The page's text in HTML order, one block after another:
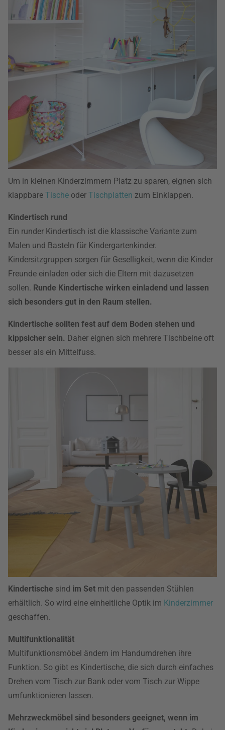
Um in kleinen Kinderzimmern Platz zu sparen, eignen sich
klappbare Tische oder Tischplatten zum Einklappen.
Kindertisch rund
Ein runder Kindertisch ist die klassische Variante zum
Malen und Basteln für Kindergartenkinder.
Kindersitzgruppen sorgen für Geselligkeit, wenn die Kinder
Freunde einladen oder sich die Eltern mit dazusetzen
sollen. Runde Kindertische wirken einladend und lassen
sich besonders gut in den Raum stellen.
Kindertische sollten fest auf dem Boden stehen und
kippsicher sein. Daher eignen sich mehrere Tischbeine oft
besser als ein Mittelfuss.
Kindertische sind im Set mit den passenden Stühlen
erhältlich. So wird eine einheitliche Optik im Kinderzimmer
geschaffen.
Multifunktionalität
Multifunktionsmöbel ändern im Handumdrehen ihre
Funktion. So gibt es Kindertische, die sich durch einfaches
Drehen vom Tisch zur Bank oder vom Tisch zur Wippe
umfunktionieren lassen.
Mehrzweckmöbel sind besonders geeignet, wenn im